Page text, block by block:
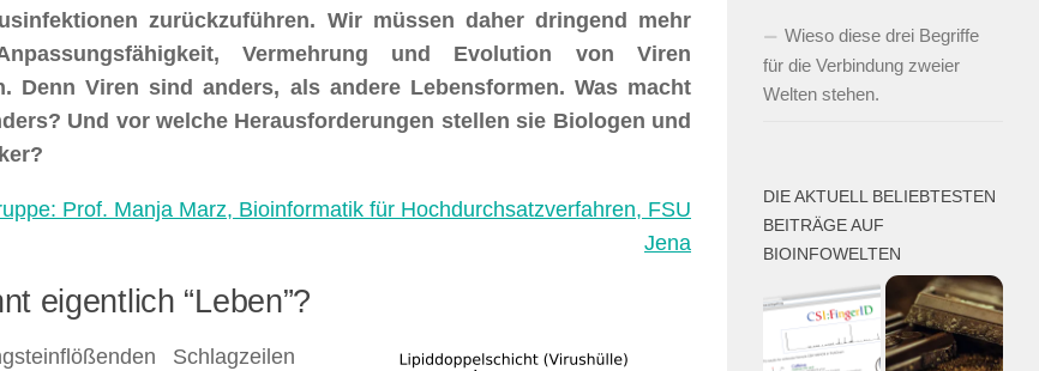
zurückzuführen. Wir müssen daher dringend mehr
Vermehrung und Evolution von Viren
Denn Viren sind anders, als andere Lebensformen. Was macht
Und vor welche Herausforderungen stellen sie Biologen und
Prof. Manja Marz, Bioinformatik für Hochdurchsatzverfahren, FSU
Jena
eigentlich “Leben”?
Schlagzeilen
Wieso diese drei Begriffe
für die Verbindung zweier
Welten stehen.
DIE AKTUELL BELIEBTESTEN
BEITRÄGE AUF
BIOINFOWELTEN